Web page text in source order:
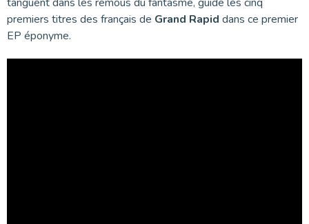
premiers titres des français de Grand Rapid dans ce premier
EP éponyme.